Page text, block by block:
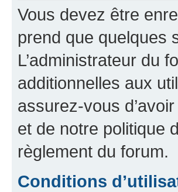
Vous devez être
prend que quelques
L’administrateur du
additionnelles aux
assurez-vous
et de notre politique
règlement du forum.
Conditions